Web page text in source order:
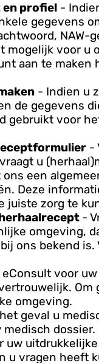
en profiel -
gegevens
mogelijk voor u
aan te
- Indien u
de gegevens
gebruikt voor
-
u
een
Deze
juiste zorg te
-
omgeving,
ons bekend
voor
omgeving.
geval u
uw
u vragen heeft